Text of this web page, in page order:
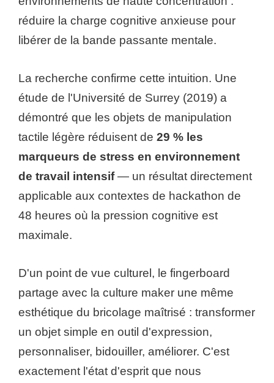
réduire la charge cognitive anxieuse pour
libérer de la bande passante mentale.
La recherche confirme cette intuition. Une
étude de l'Université de Surrey (2019) a
démontré que les objets de manipulation
tactile légère réduisent de 29 % les
marqueurs de stress en environnement
de travail intensif— un résultat directement
applicable aux contextes de hackathon de
48 heures où la pression cognitive est
maximale.
D'un point de vue culturel, le fingerboard
partage avec la culture maker une même
esthétique du bricolage maîtrisé : transformer
un objet simple en outil d'expression,
personnaliser, bidouiller, améliorer. C'est
exactement l'état d'esprit que nous